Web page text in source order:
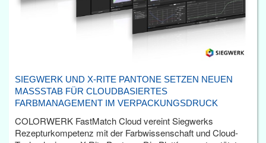
SIEGWERK UND X-RITE PANTONE SETZEN NEUEN
MASSSTAB FÜR CLOUDBASIERTES F
ARBMANAGEMENT IM VERPACKUNGSDRUCK
COLORWERK FastMatch Cloud vereint Siegwerks
Rezepturkompetenz mit der Farbwissenschaft und Cloud-